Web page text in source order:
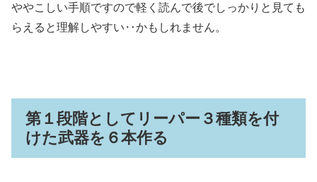
ややこしい手順ですので軽く読んで後でしっかりと見ても
らえると理解しやすい‥かもしれません。
第１段階としてリーパー３種類を付
けた武器を６本作る